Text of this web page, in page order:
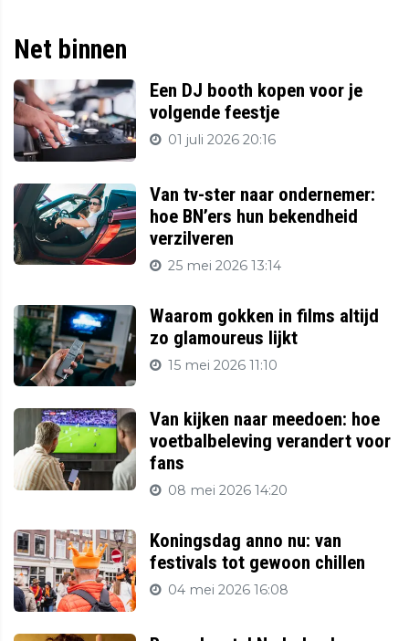
Net binnen
Een DJ booth kopen voor je
volgende feestje
01 juli 2026 20:16
Van tv-ster naar ondernemer:
hoe BN’ers hun bekendheid
verzilveren
25 mei 2026 13:14
Waarom gokken in films altijd
zo glamoureus lijkt
15 mei 2026 11:10
Van kijken naar meedoen: hoe
voetbalbeleving verandert voor
fans
08 mei 2026 14:20
Koningsdag anno nu: van
festivals tot gewoon chillen
04 mei 2026 16:08